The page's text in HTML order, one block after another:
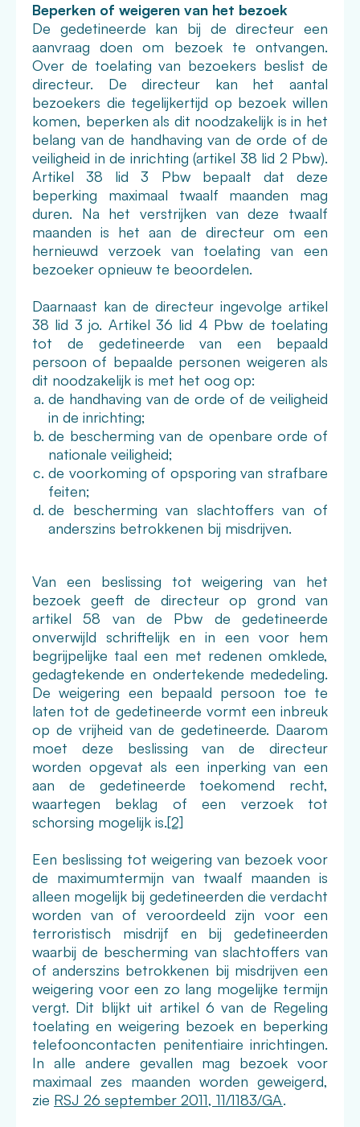
Beperken of weigeren van het bezoek
De gedetineerde kan bij de directeur een
aanvraag doen om bezoek te ontvangen.
Over de toelating van bezoekers beslist de
directeur. De directeur kan het aantal
bezoekers die tegelijkertijd op bezoek willen
komen, beperken als dit noodzakelijk is in het
belang van de handhaving van de orde of de
veiligheid in de inrichting (artikel 38 lid 2 Pbw).
Artikel 38 lid 3 Pbw bepaalt dat deze
beperking maximaal twaalf maanden mag
duren. Na het verstrijken van deze twaalf
maanden is het aan de directeur om een
hernieuwd verzoek van toelating van een
bezoeker opnieuw te beoordelen.
Daarnaast kan de directeur ingevolge artikel
38 lid 3 jo. Artikel 36 lid 4 Pbw de toelating
tot de gedetineerde van een bepaald
persoon of bepaalde personen weigeren als
dit noodzakelijk is met het oog op:
de handhaving van de orde of de veiligheid
in de inrichting;
de bescherming van de openbare orde of
nationale veiligheid;
de voorkoming of opsporing van strafbare
feiten;
de bescherming van slachtoffers van of
anderszins betrokkenen bij misdrijven.
Van een beslissing tot weigering van het
bezoek geeft de directeur op grond van
artikel 58 van de Pbw de gedetineerde
onverwijld schriftelijk en in een voor hem
begrijpelijke taal een met redenen omklede,
gedagtekende en ondertekende mededeling.
De weigering een bepaald persoon toe te
laten tot de gedetineerde vormt een inbreuk
op de vrijheid van de gedetineerde. Daarom
moet deze beslissing van de directeur
worden opgevat als een inperking van een
aan de gedetineerde toekomend recht,
waartegen beklag of een verzoek tot
schorsing mogelijk is.[2]
Een beslissing tot weigering van bezoek voor
de maximumtermijn van twaalf maanden is
alleen mogelijk bij gedetineerden die verdacht
worden van of veroordeeld zijn voor een
terroristisch misdrijf en bij gedetineerden
waarbij de bescherming van slachtoffers van
of anderszins betrokkenen bij misdrijven een
weigering voor een zo lang mogelijke termijn
vergt. Dit blijkt uit artikel 6 van de Regeling
toelating en weigering bezoek en beperking
telefooncontacten penitentiaire inrichtingen.
In alle andere gevallen mag bezoek voor
maximaal zes maanden worden geweigerd,
zie RSJ 26 september 2011, 11/1183/GA.